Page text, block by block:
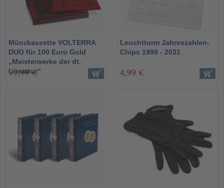
Münzkassette VOLTERRA
DUO für 100 Euro Gold
„Meisterwerke der dt.
Literatur“
99,99 €
Leuchtturm Jahreszahlen-
Chips 1999 - 2031
4,99 €